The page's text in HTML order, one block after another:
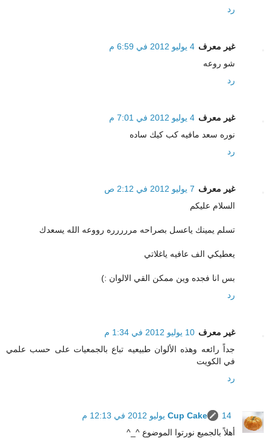
رد
غير معرف 4 يوليو 2012 في 6:59 م
شو روعه
رد
غير معرف 4 يوليو 2012 في 7:01 م
نوره سعد مافيه كب كيك ساده
رد
غير معرف 7 يوليو 2012 في 2:12 ص
السلام عليكم
تسلم يمينك ياعسل بصراحه مررررره رووعه الله يسعدك
يعطيكي الف عافيه ياغلاتي
بس انا فجده وين ممكن القي الالوان :)
رد
غير معرف 10 يوليو 2012 في 1:34 م
جداً رائعه وهذه الألوان طبيعيه تباع بالجمعيات على حسب علمي
في الكويت
رد
Cup Cake
14 يوليو 2012 في 12:13 م
أهلاً بالجميع نورتوا الموضوع ^_^